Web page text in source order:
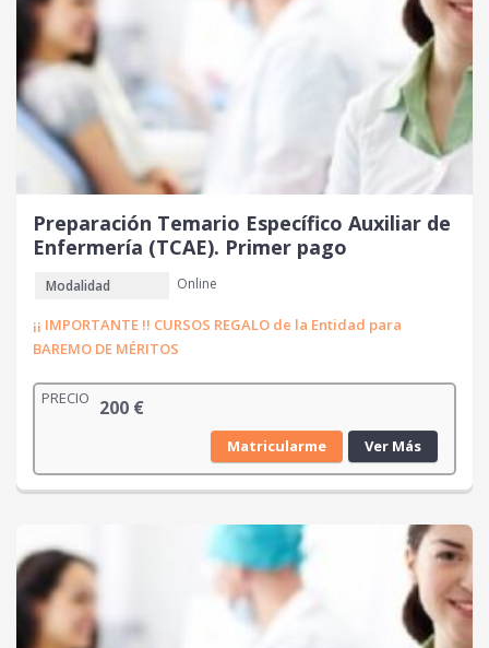
Preparación Temario Específico Auxiliar de
Enfermería (TCAE). Primer pago
Modalidad Online
¡¡ IMPORTANTE !! CURSOS REGALO de la Entidad para
BAREMO DE MÉRITOS
PRECIO 200 €
Matricularme Ver Más